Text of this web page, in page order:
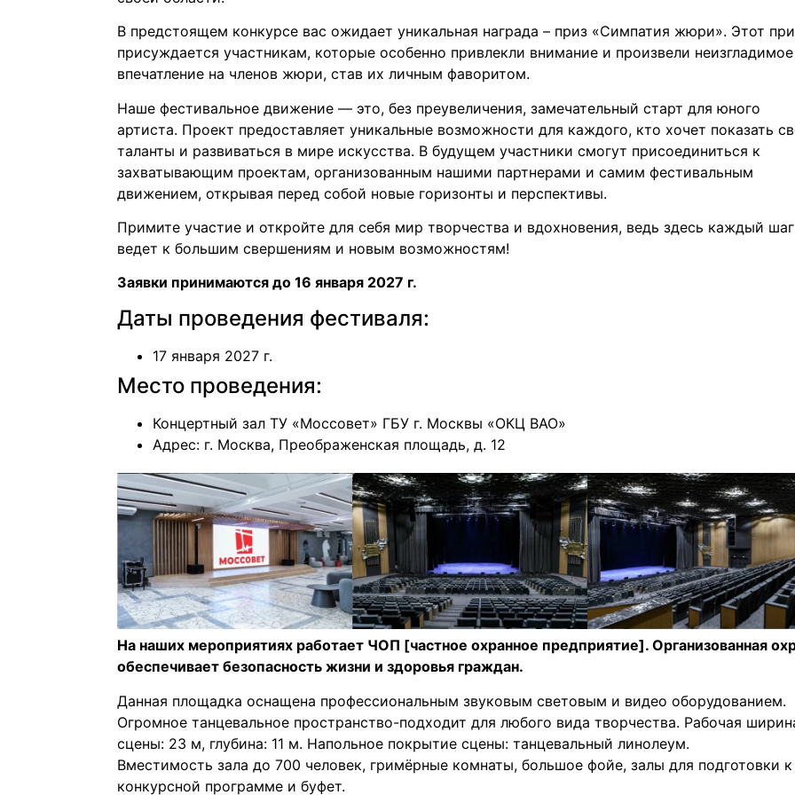
В предстоящем конкурсе вас ожидает уникальная награда – приз «Симпатия жюри». Этот
присуждается участникам, которые особенно привлекли внимание и произвели неизгладимое
впечатление на членов жюри, став их личным фаворитом.
Наше фестивальное движение — это, без преувеличения, замечательный старт для юного
артиста. Проект предоставляет уникальные возможности для каждого, кто хочет показать
таланты и развиваться в мире искусства. В будущем участники смогут присоединиться к
захватывающим проектам, организованным нашими партнерами и самим фестивальным
движением, открывая перед собой новые горизонты и перспективы.
Примите участие и откройте для себя мир творчества и вдохновения, ведь здесь каждый шаг
ведет к большим свершениям и новым возможностям!
Заявки принимаются до 16 января 2027 г.
Даты проведения фестиваля:
17 января 2027 г.
Место проведения:
Концертный зал ТУ «Моссовет» ГБУ г. Москвы «ОКЦ ВАО»
Адрес: г. Москва, Преображенская площадь, д. 12
На наших мероприятиях работает ЧОП [частное охранное предприятие]. Организованная
обеспечивает безопасность жизни и здоровья граждан.
Данная площадка оснащена профессиональным звуковым световым и видео оборудованием.
Огромное танцевальное пространство-подходит для любого вида творчества. Рабочая
сцены: 23 м, глубина: 11 м. Напольное покрытие сцены: танцевальный линолеум.
Вместимость зала до 700 человек, гримёрные комнаты, большое фойе, залы для подготовки к
конкурсной программе и буфет.